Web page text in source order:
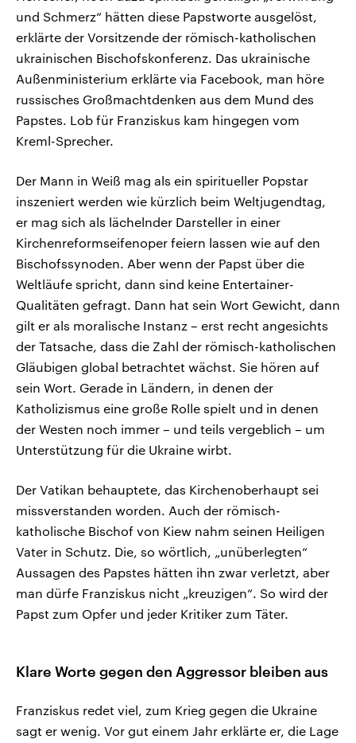
und Schmerz“ hätten diese Papstworte ausgelöst,
erklärte der Vorsitzende der römisch-katholischen
ukrainischen Bischofskonferenz. Das ukrainische
Außenministerium erklärte via Facebook, man höre
russisches Großmachtdenken aus dem Mund des
Papstes. Lob für Franziskus kam hingegen vom
Kreml-Sprecher.
Der Mann in Weiß mag als ein spiritueller Popstar
inszeniert werden wie kürzlich beim Weltjugendtag,
er mag sich als lächelnder Darsteller in einer
Kirchenreformseifenoper feiern lassen wie auf den
Bischofssynoden. Aber wenn der Papst über die
Weltläufe spricht, dann sind keine Entertainer-
Qualitäten gefragt. Dann hat sein Wort Gewicht, dann
gilt er als moralische Instanz – erst recht angesichts
der Tatsache, dass die Zahl der römisch-katholischen
Gläubigen global betrachtet wächst. Sie hören auf
sein Wort. Gerade in Ländern, in denen der
Katholizismus eine große Rolle spielt und in denen
der Westen noch immer – und teils vergeblich – um
Unterstützung für die Ukraine wirbt.
Der Vatikan behauptete, das Kirchenoberhaupt sei
missverstanden worden. Auch der römisch-
katholische Bischof von Kiew nahm seinen Heiligen
Vater in Schutz. Die, so wörtlich, „unüberlegten“
Aussagen des Papstes hätten ihn zwar verletzt, aber
man dürfe Franziskus nicht „kreuzigen“. So wird der
Papst zum Opfer und jeder Kritiker zum Täter.
Klare Worte gegen den Aggressor bleiben aus
Franziskus redet viel, zum Krieg gegen die Ukraine
sagt er wenig. Vor gut einem Jahr erklärte er, die Lage